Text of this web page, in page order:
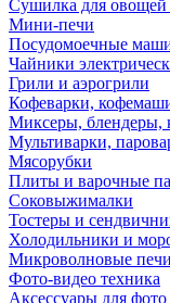
Сушилка для овощей
Мини-печи
Посудомоечные
Чайники
Грили и аэрогрили
Кофеварки,
Миксеры, блендеры,
Мультиварки,
Мясорубки
Плиты и варочные
Соковыжималки
Тостеры и
Холодильники и
Микроволновые печи
Фото-видео техника
Аксессуары для